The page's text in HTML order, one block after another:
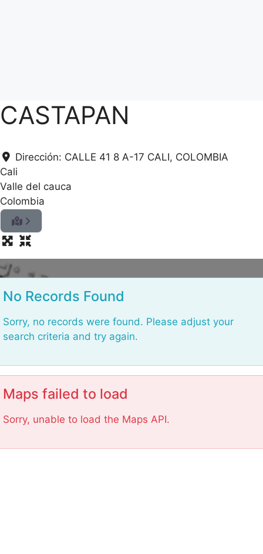
CASTAPAN
Dirección: CALLE 41 8 A-17 CALI, COLOMBIA
Cali
Valle del cauca
Colombia
L
o
a
i
n
.
.
No Records Found
Sorry, no records were found. Please adjust your
search criteria and try again.
Maps failed to load
Sorry, unable to load the Maps API.